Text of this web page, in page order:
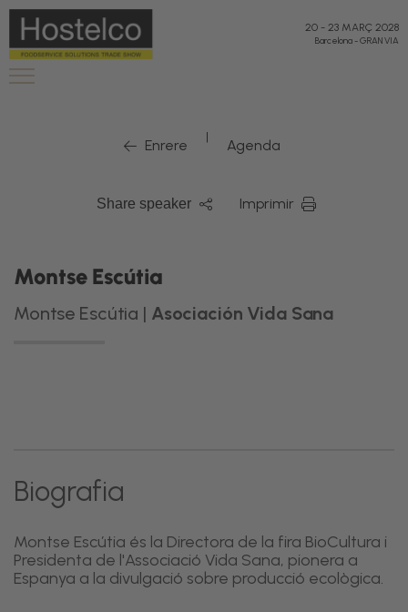
20 - 23 MARÇ 2028
Barcelona-GRAN VIA
Enrere | Agenda
Share speaker Imprimir
Montse Escútia
Montse Escútia | Asociación Vida Sana
Biografia
Montse Escútia és la Directora de la fira BioCultura i
Presidenta de l'Associació Vida Sana, pionera a
Espanya a la divulgació sobre producció ecològica.